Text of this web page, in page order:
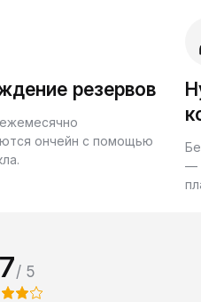
резервов
ончейн с помощью
—
/ 5